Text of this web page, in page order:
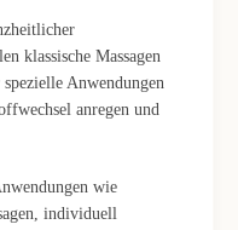
klassische Massagen
Anwendungen
anregen und
wie
individuell